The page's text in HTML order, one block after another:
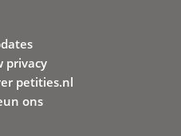
privacy
petities.nl
ons